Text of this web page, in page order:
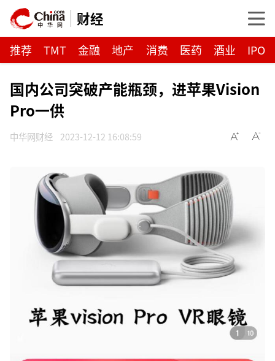
财经
推荐 TMT 金融 地产 消费 医药 酒业 IPO
国内公司突破产能瓶颈，进苹果Vision
Pro一供
中华网财经 2023-12-12 16:08:59